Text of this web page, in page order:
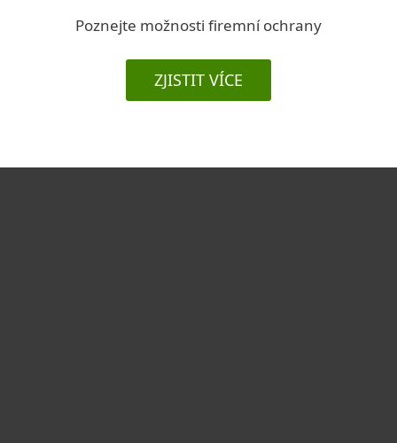
Poznejte možnosti firemní ochrany
ZJISTIT VÍCE